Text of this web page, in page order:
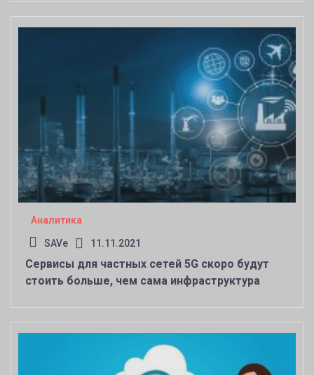
Аналитика
SAVe 11.11.2021
Сервисы для частных сетей 5G скоро будут
стоить больше, чем сама инфраструктура